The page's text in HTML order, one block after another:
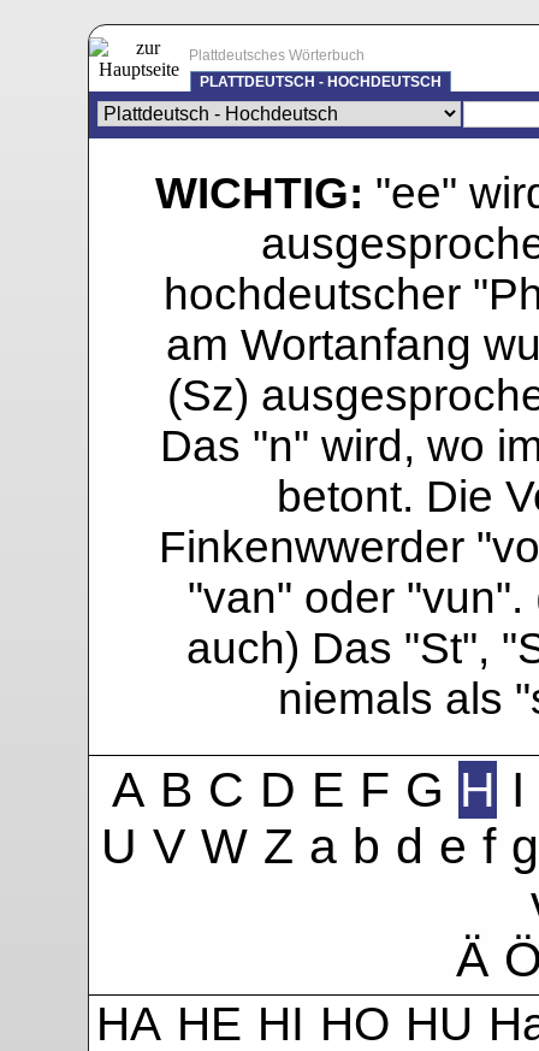
Plattdeutsches Wörterbuch
PLATTDEUTSCH - HOCHDEUTSCH
WICHTIG: "ee"
hochdeutscher
am Wortanfang
(Sz)
Das "n" wird, wo
betont. Die
Finkenwwerder
"van" oder "vun".
auch) Das "St",
niemals als
A B C D E F G H I
U V W Z a b d e f g
Ä
HA HE HI HO HU